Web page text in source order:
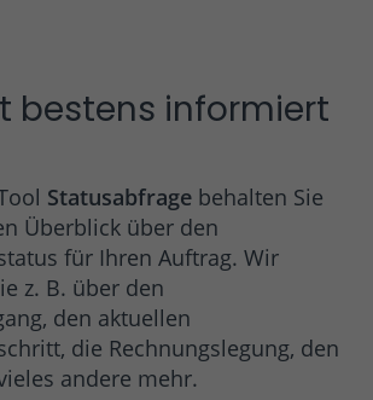
bestens informiert
Statusabfrage behalten Sie
Überblick über den
für Ihren Auftrag. Wir
z. B. über den
den aktuellen
die Rechnungslegung, den
andere mehr.